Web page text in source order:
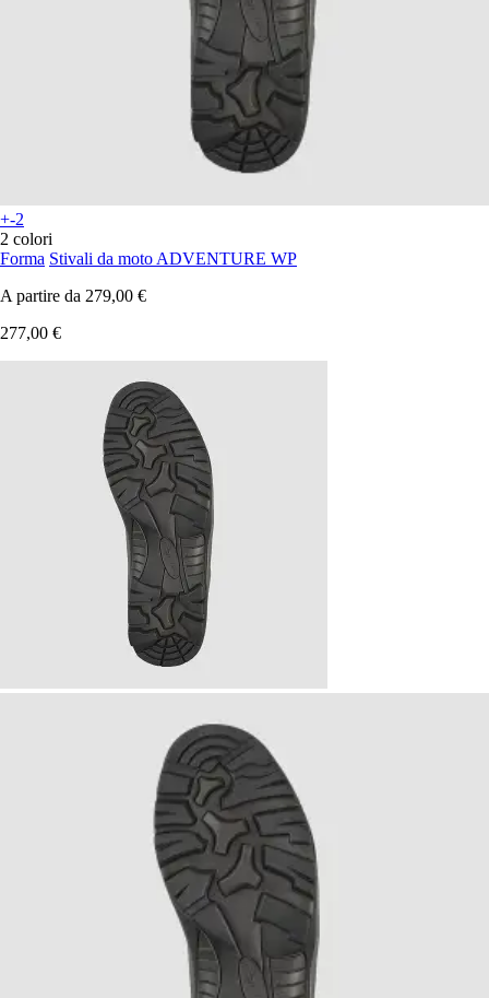
+-2
2 colori
Forma Stivali da moto ADVENTURE WP
A partire da 279,00 €
277,00 €